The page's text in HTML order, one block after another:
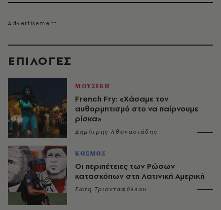
EΠΙΛΟΓΈΣ
ΜΟΥΣΙΚΗ
French Fry: «Χάσαμε τον
αυθορμητισμό στο να παίρνουμε
ρίσκα»
Δημήτρης Αθανασιάδης
ΚΟΣΜΟΣ
Οι περιπέτειες των Ρώσων
κατασκόπων στη Λατινική Αμερική
Σώτη Τριανταφύλλου